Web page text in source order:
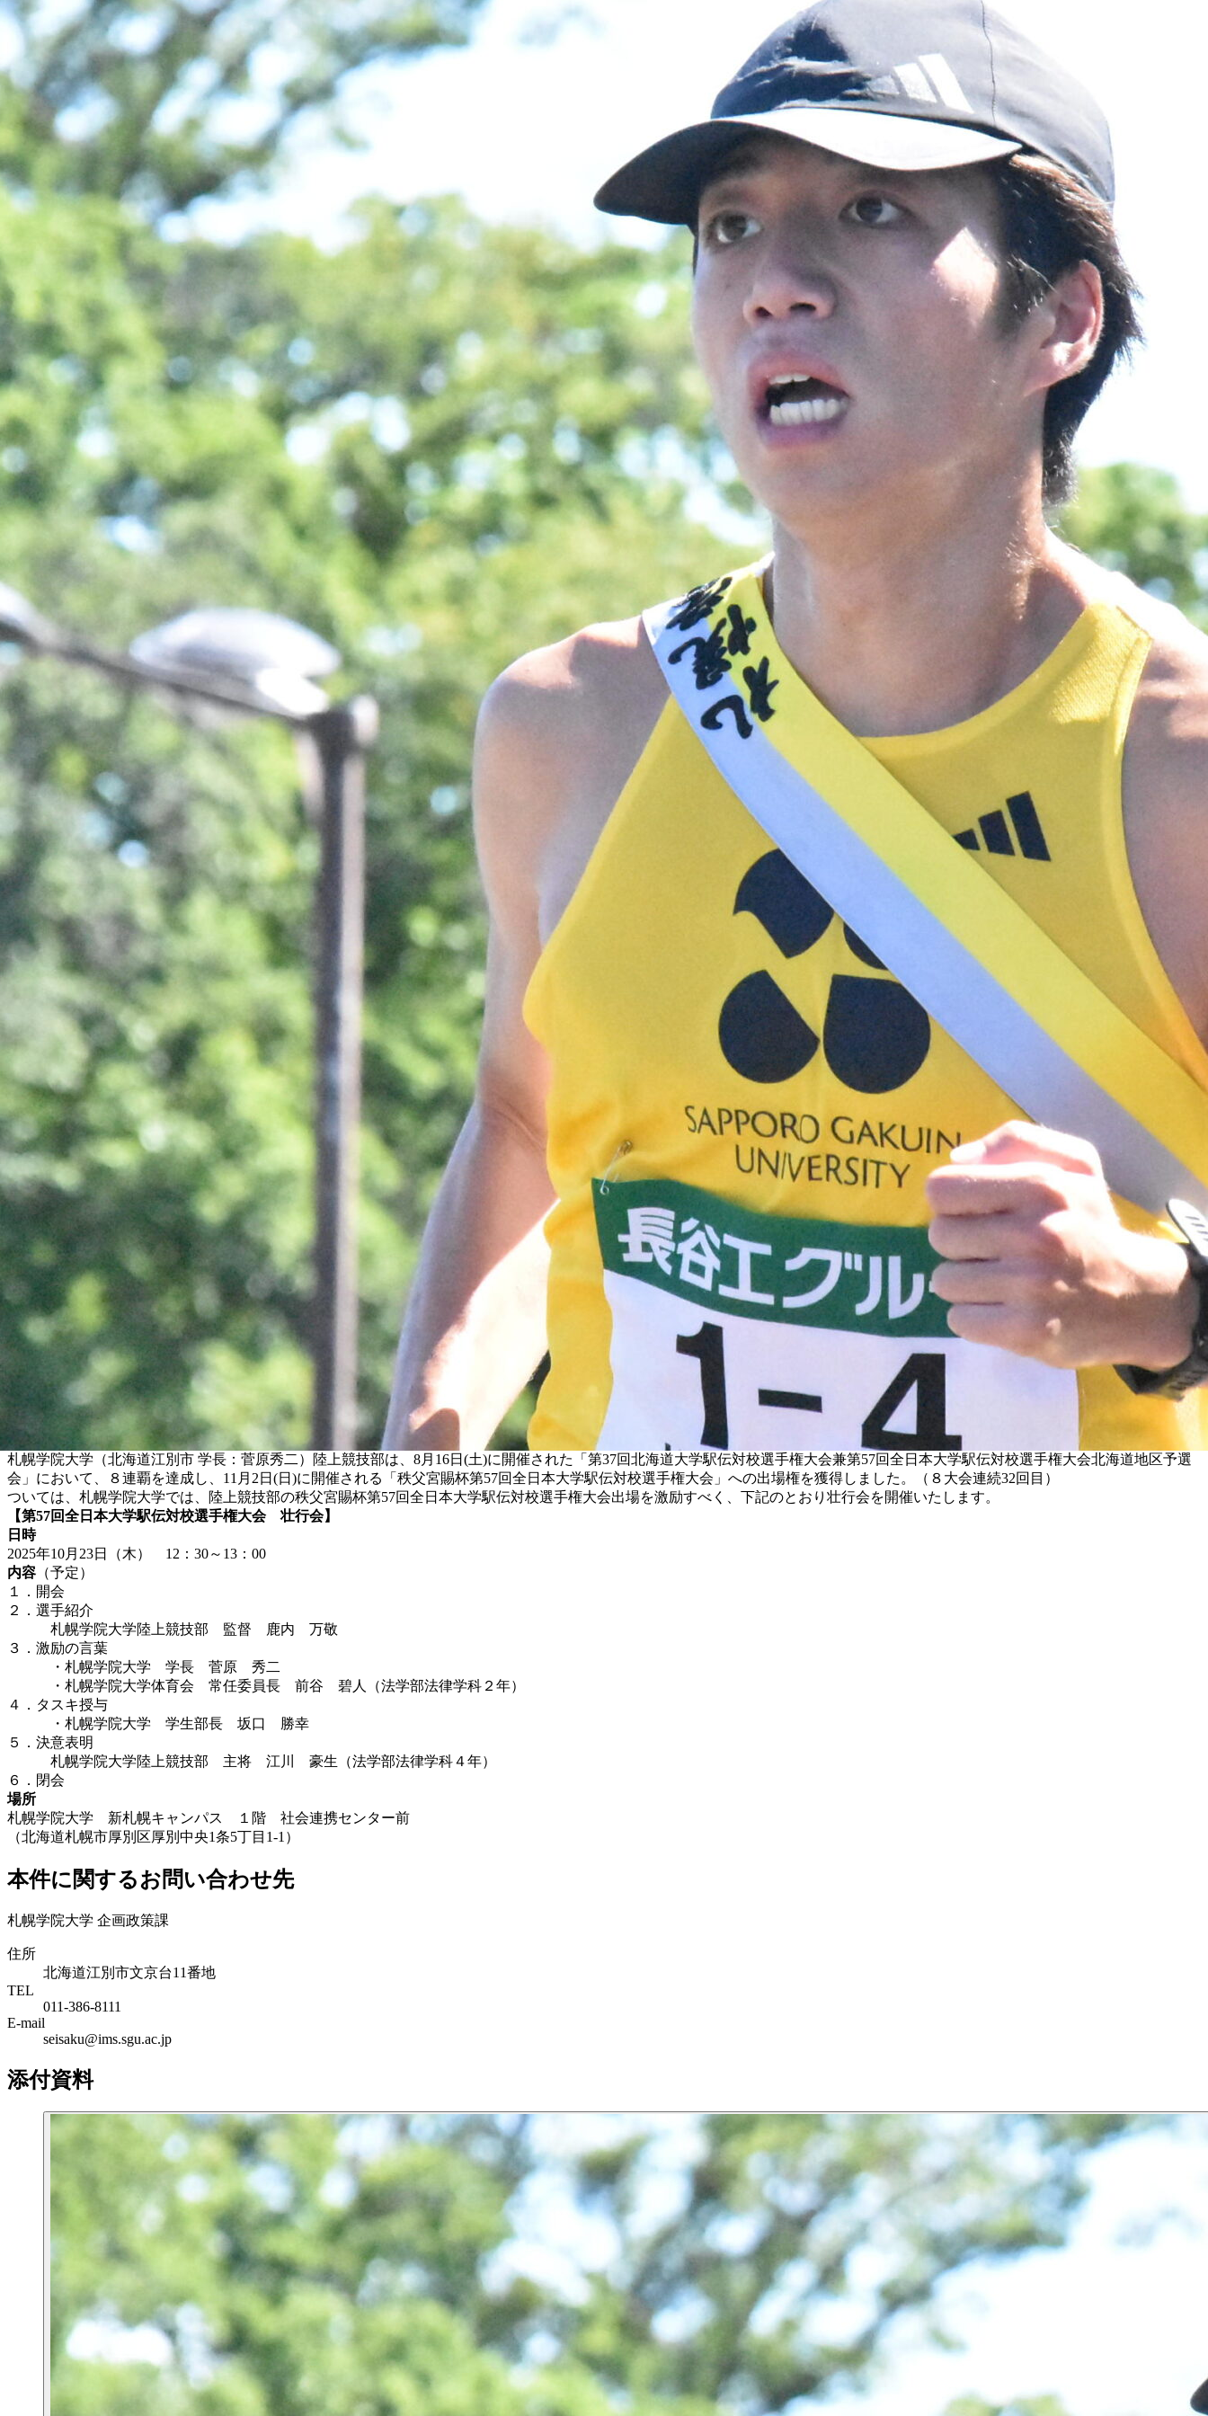
札幌学院大学（北海道江別市 学長：菅原秀二）陸上競技部は、8月16日(土)に開催された「第37回北海道大学駅伝対校選手権大会兼第57回全日本大学駅伝対校選手権大会北海道地区予選
会」において、８連覇を達成し、11月2日(日)に開催される「秩父宮賜杯第57回全日本大学駅伝対校選手権大会」への出場権を獲得しました。（８大会連続32回目）
ついては、札幌学院大学では、陸上競技部の秩父宮賜杯第57回全日本大学駅伝対校選手権大会出場を激励すべく、下記のとおり壮行会を開催いたします。
【第57回全日本大学駅伝対校選手権大会 壮行会】
日時
2025年10月23日（木） 12：30～13：00
内容 （予定）
１
． 開会
２．選手紹介
札幌学院大学陸上競技部 監督 鹿内 万敬
３．激励の言葉
・札幌学院大学 学長 菅原 秀二
・札幌学院大学体育会 常任委員長 前谷 碧人（法学部法律学科２年）
４．タスキ授与
・札幌学院大学 学生部長 坂口 勝幸
５．決意表明
札幌学院大学陸上競技部 主将 江川 豪生（法学部法律学科４年）
６．閉会
場所
札幌学院大学 新札幌キャンパス １階 社会連携センター前
（北海道札幌市厚別区厚別中央1条5丁目1-1）
本件に関するお問い合わせ先
札幌学院大学 企画政策課
住所
北海道江別市文京台11番地
TEL
011-386-8111
E-mail
seisaku@ims.sgu.ac.jp
添付資料